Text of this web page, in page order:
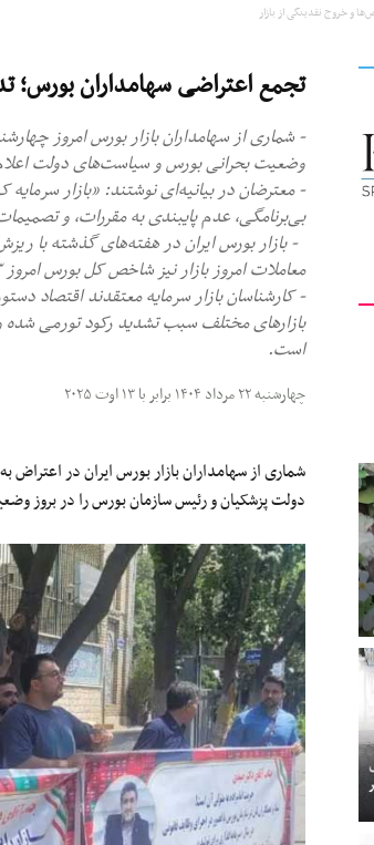
کیهان
لندن
و خروج نقدینگی از بازار
تجمع اعتراضی سهامداران بورس؛
وضعیت بحرانی بورس و سیاست‌های دولت
- معترضان در بیانیه‌ای نوشتند: «بازار
بی‌برنامگی، عدم پایبندی به مقررات، و
- بازار بورس ایران در هفته‌های گذشته با
معاملات امروز بازار نیز شاخص کل بورس امروز ۴۳ هزار و ۱۸۱ واحد ریزش و به زیر کانال ۲/۵ میلیونی سقوط کرد.
- کارشناسان بازار سرمایه معتقدند
بازارهای مختلف سبب تشدید رکود تورمی شده
است.
چهارشنبه ۲۲ مرداد ۱۴۰۴ برابر با ۱۳ اوت ۲۰۲۵
شماری از سهامداران بازار بورس ایران در
دولت پزشکیان و رئیس سازمان بورس را در بروز